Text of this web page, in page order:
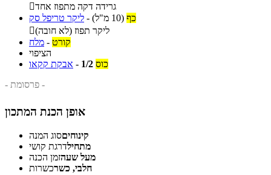
גרידה דקה מתפוז אחד
ליקר טריפל סק - כף (10 מ"ל)
ליקר תפוז (לא חובה)
מלח - קורט
הציפוי
אבקת קקאו - 1/2 כוס
- פרסומת -
אופן הכנת המתכון
קינוחיםסוג המנה
מתחילדרגת קושי
מעל שעהזמן הכנה
חלבי, כשרכשרות